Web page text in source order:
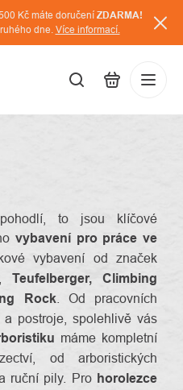
Kč máte doručení ZDARMA!
dne. Více informací.
to jsou klíčové
vybavení pro práce ve
vybavení od značek
Teufelberger,
Climbing
Rock. Od pracovních
postroje, spolehlivě vás
máme kompletní
od arboristických
ruční pily. Pro horolezce